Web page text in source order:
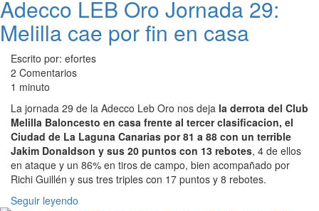
Adecco LEB Oro Jornada 29:
Melilla cae por fin en casa
Escrito por: efortes
2 Comentarios
1 minuto
La jornada 29 de la Adecco Leb Oro nos deja la derrota del Club
Melilla Baloncesto en casa frente al tercer clasificacion, el
Ciudad de La Laguna Canarias por 81 a 88 con un terrible
Jakim Donaldson y sus 20 puntos con 13 rebotes, 4 de ellos
en ataque y un 86% en tiros de campo, bien acompañado por
Richi Guillén y sus tres triples con 17 puntos y 8 rebotes.
Seguir leyendo